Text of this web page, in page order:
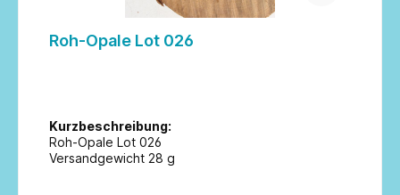
Roh-Opale Lot 026
Kurzbeschreibung:
Roh-Opale Lot 026
Versandgewicht 28 g